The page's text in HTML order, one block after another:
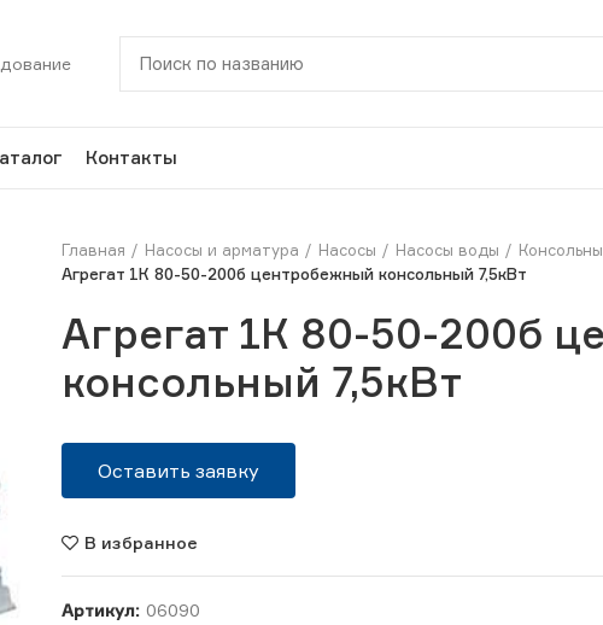
Контакты
Главная Насосы и арматура Насосы Насосы воды
Агрегат 1К 80-50-200б центробежный консольный 7,5кВт
Агрегат 1К 80-50-200б
консольный 7,5кВт
Оставить заявку
В избранное
Артикул: 06090